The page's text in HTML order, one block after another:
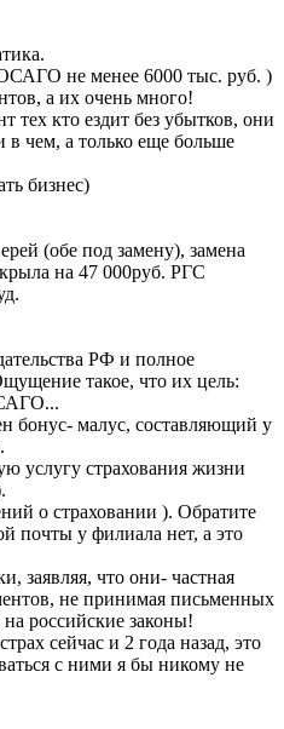
не менее 6000 тыс. руб. )
а их очень много!
тех кто ездит без убытков, они
в чем, а только еще больше
бизнес)
(обе под замену), замена
на 47 000руб. РГС
РФ и полное
такое, что их цель:
бонус- малус, составляющий у
услугу страхования жизни
о страховании ). Обратите
почты у филиала нет, а это
заявляя, что они- частная
не принимая письменных
российские законы!
сейчас и 2 года назад, это
с ними я бы никому не